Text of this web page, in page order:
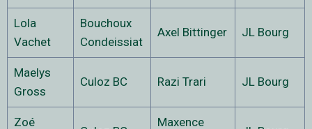
Lola
Vachet
Bouchoux
Condeissiat
Axel Bittinger JL Bourg
Maelys
Gross
Culoz BC Razi Trari JL Bourg
Zoé
Maxence